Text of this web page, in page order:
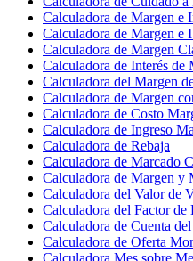
Calculadora de Margen e
Calculadora de Margen e
Calculadora de Margen
Calculadora de Interés de
Calculadora del Margen
Calculadora de Margen
Calculadora de Costo
Calculadora de Ingreso
Calculadora de Rebaja
Calculadora de Marcado
Calculadora de Margen y
Calculadora del Valor de
Calculadora del Factor de
Calculadora de Cuenta
Calculadora de Oferta
Calculadora Mes sobre